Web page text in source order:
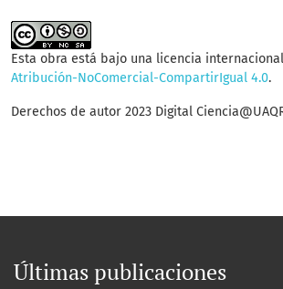
Esta obra está bajo una licencia internacional
Atribución-NoComercial-CompartirIgual 4.0.
Derechos de autor 2023 Digital
Últimas publicaciones